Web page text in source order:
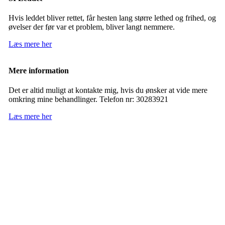
Hvis leddet bliver rettet, får hesten lang større lethed og frihed, og
øvelser der før var et problem, bliver langt nemmere.
Læs mere her
Mere information
Det er altid muligt at kontakte mig, hvis du ønsker at vide mere
omkring mine behandlinger. Telefon nr: 30283921
Læs mere her